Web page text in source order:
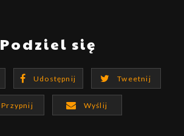
Podziel się
Udostępnij Tweetnij
Przypnij Wyślij